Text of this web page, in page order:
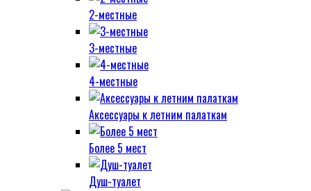
2-местные
3-местные
4-местные
Аксессуары к летним палаткам
Более 5 мест
Душ-туалет